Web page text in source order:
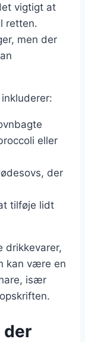
vigtigt at
retten.
men der
eller
der
tilføje lidt
drikkevarer,
kan være en
især
der